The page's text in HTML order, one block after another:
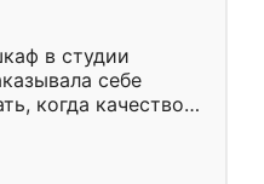
в студии
себе
когда качеством
кухня уже почти